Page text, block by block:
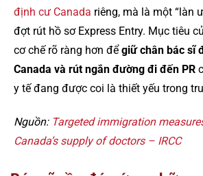
định cư Canada riêng, mà là một “làn
đợt rút hồ sơ Express Entry. Mục tiêu
cơ chế rõ ràng hơn đểgiữ chân bác sĩ
Canada và rút ngắn đường đi đến PR
y tế đang được coi là thiết yếu trong
Nguồn: Targeted immigration
Canada’s supply of doctors – IRCC